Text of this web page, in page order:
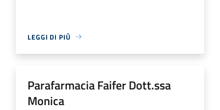
LEGGI DI PIÙ
Parafarmacia Faifer Dott.ssa
Monica